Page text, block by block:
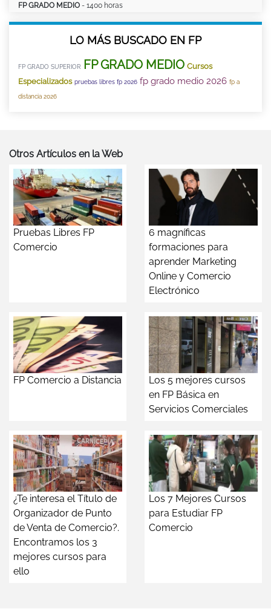
FP GRADO MEDIO - 1400 horas
LO MÁS BUSCADO EN FP
FP GRADO SUPERIOR FP GRADO MEDIO Cursos
Especializados pruebas libres fp 2026 fp grado medio 2026 fp a
distancia 2026
Otros Artículos en la Web
Pruebas Libres FP
Comercio
6 magníficas
formaciones para
aprender Marketing
Online y Comercio
Electrónico
FP Comercio a Distancia
Los 5 mejores cursos
en FP Básica en
Servicios Comerciales
¿Te interesa el Título de
Organizador de Punto
de Venta de Comercio?.
Encontramos los 3
mejores cursos para
ello
Los 7 Mejores Cursos
para Estudiar FP
Comercio